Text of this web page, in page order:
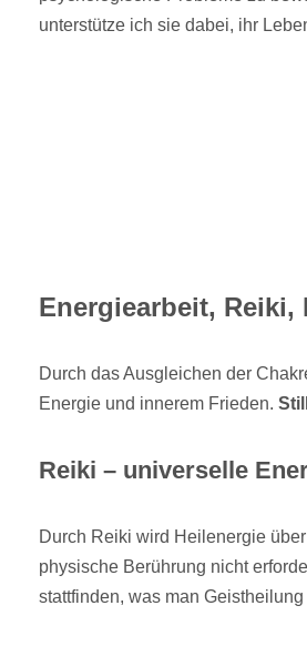
unterstütze ich sie dabei, ihr
Energiearbeit, Reiki,
Durch das Ausgleichen der
Energie und innerem Frieden.
Reiki – universelle
Durch Reiki wird Heilenergie
physische Berührung nicht
stattfinden, was man Geistheilung